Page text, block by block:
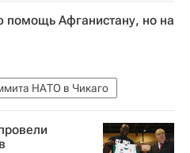
Сергей Быков
помощь Афганистану, но на
НАТО в Чикаго